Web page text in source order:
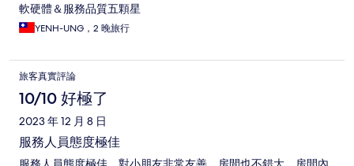
軟硬體＆服務品質五顆星
YENH-UNG，2 晚旅行
旅客真實評論
10/10 好極了
2023 年 12 月 8 日
服務人員態度極佳